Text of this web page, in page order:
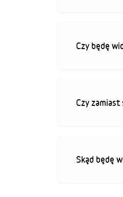
Czy będę
Czy zamiast
Skąd będę